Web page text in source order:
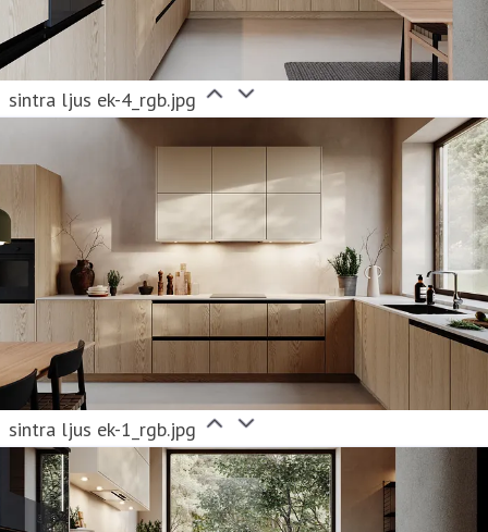
sintra ljus ek-4_rgb.jpg
sintra ljus ek-1_rgb.jpg